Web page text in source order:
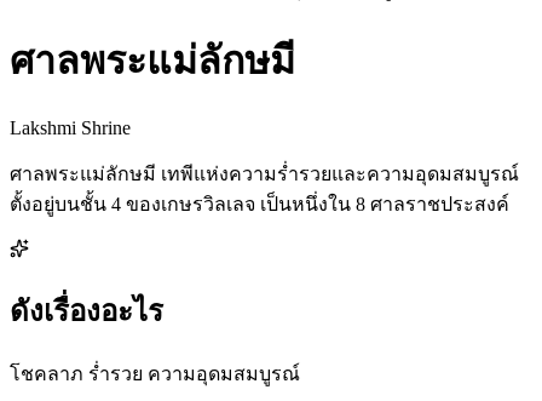
ศาลพระแม่ลักษมี
Lakshmi Shrine
ศาลพระแม่ลักษมี เทพีแห่งความร่ำรวยและความอุดมสมบูรณ์
ตั้งอยู่บนชั้น 4 ของเกษรวิลเลจ เป็นหนึ่งใน 8 ศาลราชประสงค์
ดังเรื่องอะไร
โชคลาภ ร่ำรวย ความอุดมสมบูรณ์